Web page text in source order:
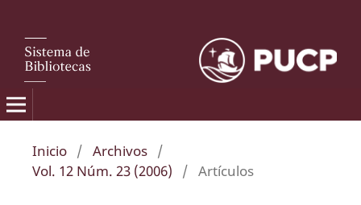
Inicio / Archivos /
Vol. 12 Núm. 23 (2006)
/ Artículos